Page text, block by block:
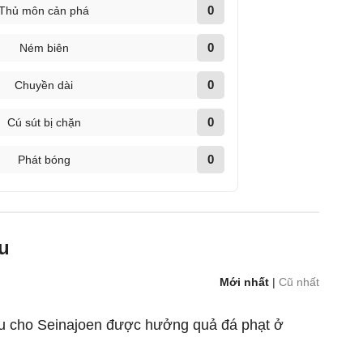
môn cản phá 0
Ném biên 0
Chuyền dài 0
Cú sút bị chặn 0
Phát bóng 0
Mới nhất |Cũ nhất
cho Seinajoen được hưởng quả đá phạt ở